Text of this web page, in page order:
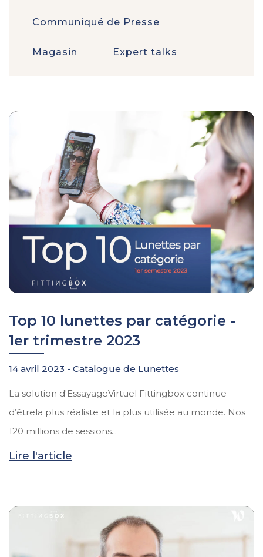
Communiqué de Presse
Magasin Expert talks
Top 10 lunettes par catégorie -
1er trimestre 2023
14 avril 2023 - Catalogue de Lunettes
La solution d'EssayageVirtuel Fittingbox continue
d’êtrela plus réaliste et la plus utilisée au monde. Nos
120 millions de sessions...
Lire l'article